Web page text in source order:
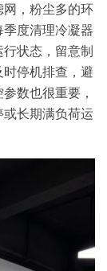
，粉尘多的环
度清理冷凝器
状态，留意制
停机排查，避
数也很重要，
长期满负荷运